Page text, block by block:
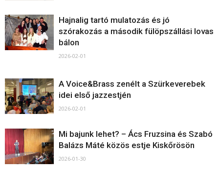
Hajnalig tartó mulatozás és jó
szórakozás a második fülöpszállási lovas
bálon
2026-02-01
A Voice&Brass zenélt a Szürkeverebek
idei első jazzestjén
2026-02-01
Mi bajunk lehet? – Ács Fruzsina és Szabó
Balázs Máté közös estje Kiskőrösön
2026-01-30